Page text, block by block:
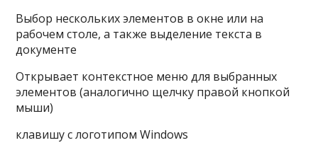
Выбор нескольких элементов в окне или на
рабочем столе, а также выделение текста в
документе
Открывает контекстное меню для выбранных
элементов (аналогично щелчку правой кнопкой
мыши)
клавишу с логотипом Windows